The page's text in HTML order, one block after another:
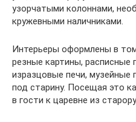
узорчатыми колоннами,
кружевными наличниками.
Интерьеры оформлены в
резные картины, расписные
изразцовые печи, музейные
под старину. Посещая это
в гости к царевне из